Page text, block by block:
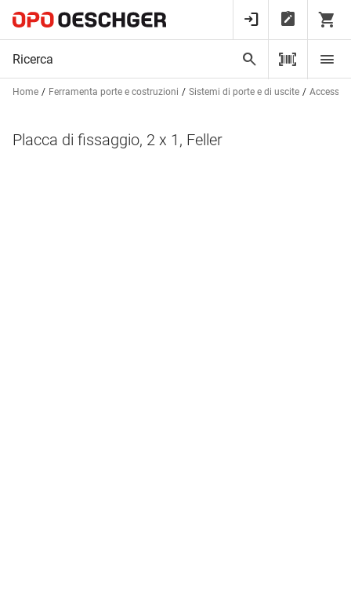
Home Ferramenta porte e costruzioni Sistemi di porte e di uscite
Placca di fissaggio, 2 x 1, Feller